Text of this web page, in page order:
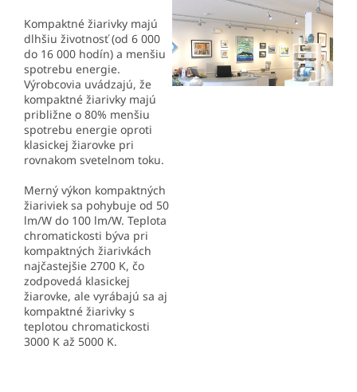
Kompaktné žiarivky majú
dlhšiu životnosť (od 6 000
do 16 000 hodín) a menšiu
spotrebu energie.
Výrobcovia uvádzajú, že
kompaktné žiarivky majú
približne o 80% menšiu
spotrebu energie oproti
klasickej žiarovke pri
rovnakom svetelnom toku.
Merný výkon kompaktných
žiariviek sa pohybuje od 50
lm/W do 100 lm/W. Teplota
chromatickosti býva pri
kompaktných žiarivkách
najčastejšie 2700 K, čo
zodpovedá klasickej
žiarovke, ale vyrábajú sa aj
kompaktné žiarivky s
teplotou chromatickosti
3000 K až 5000 K.